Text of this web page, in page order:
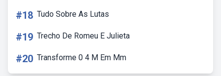
#18 Tudo Sobre As Lutas
#19 Trecho De Romeu E Julieta
#20 Transforme 0 4 M Em Mm